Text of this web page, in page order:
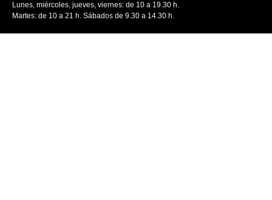
Lunes, miércoles, jueves, viernes: de 10 a 19.30 h.
Martes: de 10 a 21 h. Sábados de 9.30 a 14.30 h.